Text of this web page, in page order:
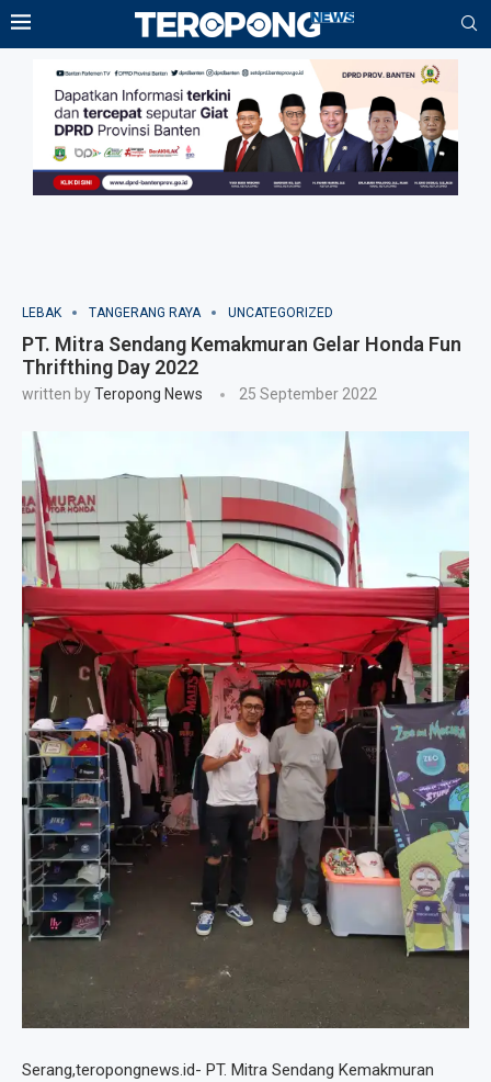
LEBAK TANGERANG RAYA UNCATEGORIZED
PT. Mitra Sendang Kemakmuran Gelar Honda Fun
Thrifthing Day 2022
written byTeropong News 25 September 2022
Serang,teropongnews.id- PT. Mitra Sendang Kemakmuran